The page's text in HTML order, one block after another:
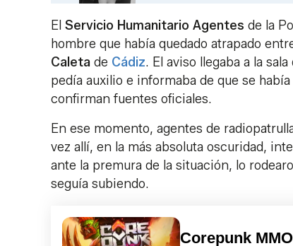
El Servicio Humanitario Agentes de la
hombre que había quedado atrapado
Caleta de Cádiz. El aviso llegaba a la
pedía auxilio e informaba de que se
confirman fuentes oficiales.
En ese momento, agentes de
vez allí, en la más absoluta oscuridad,
ante la premura de la situación, lo
seguía subiendo.
Corepunk